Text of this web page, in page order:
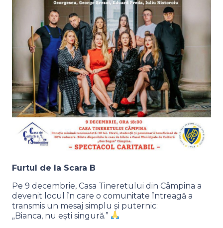
Furtul de la Scara B
Pe 9 decembrie, Casa Tineretului din Câmpina a
devenit locul în care o comunitate întreagă a
transmis un mesaj simplu și puternic:
„Bianca, nu ești singură.”